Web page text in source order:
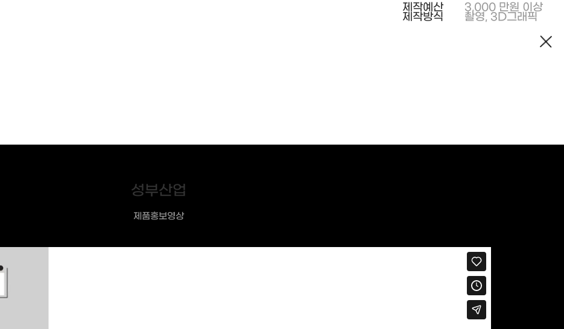
성부산업
제품홍보영상
제작예산 3,000 만원 이상
제작방식 촬영, 3D그래픽